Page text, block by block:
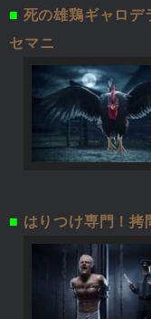
■ 死の雄鶏ギャロデ
セマニ
■ はりつけ専門！拷